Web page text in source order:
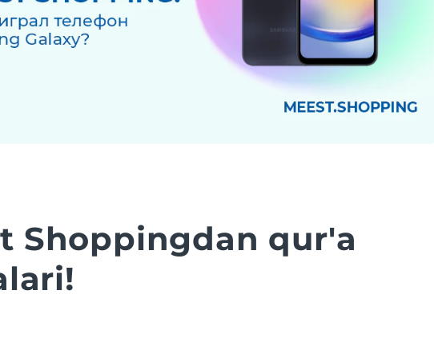
Shoppingdan qur'a